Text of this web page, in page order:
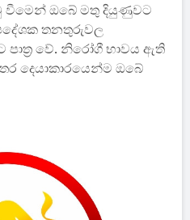
වීමෙන් ඔබේ මතු දියුණුවට
තනතුරුවල
වේ. නිරෝගී භාවය ඇති
දෙයාකාරයෙන්ම ඔබේ